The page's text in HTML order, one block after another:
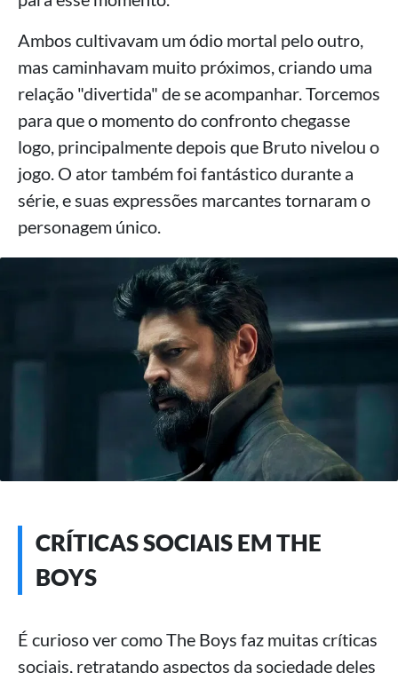
Ambos cultivavam um ódio mortal pelo outro,
mas caminhavam muito próximos, criando uma
relação "divertida" de se acompanhar. Torcemos
para que o momento do confronto chegasse
logo, principalmente depois que Bruto nivelou o
jogo. O ator também foi fantástico durante a
série, e suas expressões marcantes tornaram o
personagem único.
CRÍTICAS SOCIAIS EM THE
BOYS
É curioso ver como The Boys faz muitas críticas
sociais, retratando aspectos da sociedade deles